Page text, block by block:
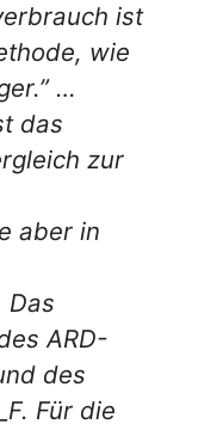
ist
wie
…
das
zur
aber in
Das
ARD-
des
Für die